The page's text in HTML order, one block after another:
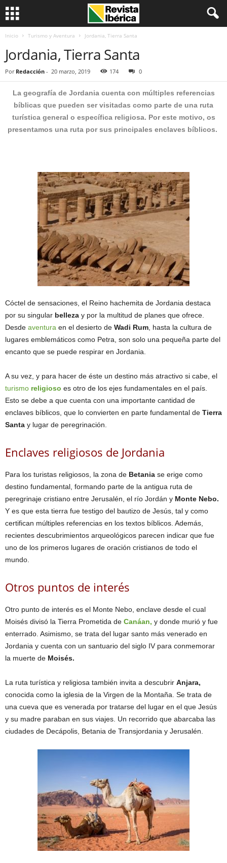
Inicio Turismo y Aventura Jordania, Tierra Santa
Jordania, Tierra Santa
Por Redacción - 20 marzo, 2019 174 0
La geografía de Jordania cuenta con múltiples referencias
bíblicas que pueden ser visitadas como parte de una ruta
turística general o específica religiosa. Por este motivo, os
presentamos una ruta por sus principales enclaves bíblicos.
Cóctel de sensaciones, el Reino hachemita de Jordania destaca
por su singular belleza y por la multitud de planes que ofrece.
Desde aventura en el desierto de Wadi Rum , hasta la cultura de
lugares emblemáticos como Petra, son solo una pequeña parte del
encanto que se puede respirar en Jordania.
A su vez, y para hacer de éste un destino más atractivo si cabe, el
turismo religioso es otro de los ejes fundamentales en el país.
Esto se debe a que cuenta con una importante cantidad de
enclaves bíblicos, que lo convierten en parte fundamental de Tierra
Santa y lugar de peregrinación.
Enclaves religiosos de Jordania
Para los turistas religiosos, la zona de Betania se erige como
destino fundamental, formando parte de la antigua ruta de
peregrinaje cristiano entre Jerusalén, el río Jordán y Monte Nebo.
Y es que esta tierra fue testigo del bautizo de Jesús, tal y como
certifican múltiples referencias en los textos bíblicos. Además,
recientes descubrimientos arqueológicos parecen indicar que fue
uno de los primeros lugares de oración cristianos de todo el
mundo.
Otros puntos de interés
Otro punto de interés es el Monte Nebo, enclave desde el cual
Moisés divisó la Tierra Prometida de Canáan, y donde murió y fue
enterrado. Asimismo, se trata del lugar santo más venerado en
Jordania y cuenta con un santuario del siglo IV para conmemorar
la muerte de Moisés.
La ruta turística y religiosa también invita a descubrir Anjara,
conocida como la iglesia de la Virgen de la Montaña. Se trata de
una cueva que es venerada por tratarse del lugar en el que Jesús
y su madre paraban en sus viajes. Un recorrido que abarcaba las
ciudades de Decápolis, Betania de Transjordania y Jerusalén.